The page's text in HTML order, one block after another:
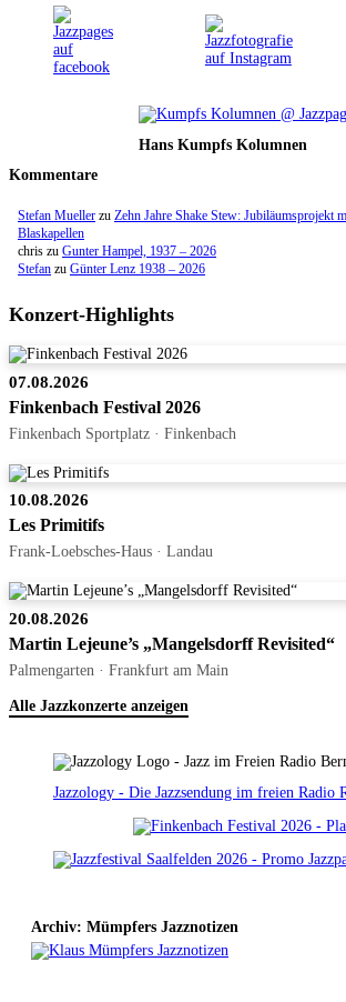
Hans Kumpfs Kolumnen
Kommentare
Stefan Mueller zu Zehn Jahre Shake Stew: Jubiläumsprojekt
Blaskapellen
chris zu Gunter Hampel, 1937 – 2026
Stefan zu Günter Lenz 1938 – 2026
Konzert-Highlights
07.08.2026
Finkenbach Festival 2026
Finkenbach Sportplatz · Finkenbach
10.08.2026
Les Primitifs
Frank-Loebsches-Haus · Landau
20.08.2026
Martin Lejeune’s „Mangelsdorff Revisited“
Palmengarten · Frankfurt am Main
Alle Jazzkonzerte anzeigen
Jazzology - Die Jazzsendung im freien Radio
Archiv: Mümpfers Jazznotizen